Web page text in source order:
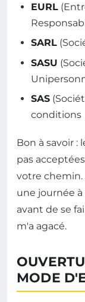
EURL
SARL
SASU
SAS
conditions
Bon à savoir :
pas
votre chemin.
une journée
avant de se
m'a agacé.
MODE